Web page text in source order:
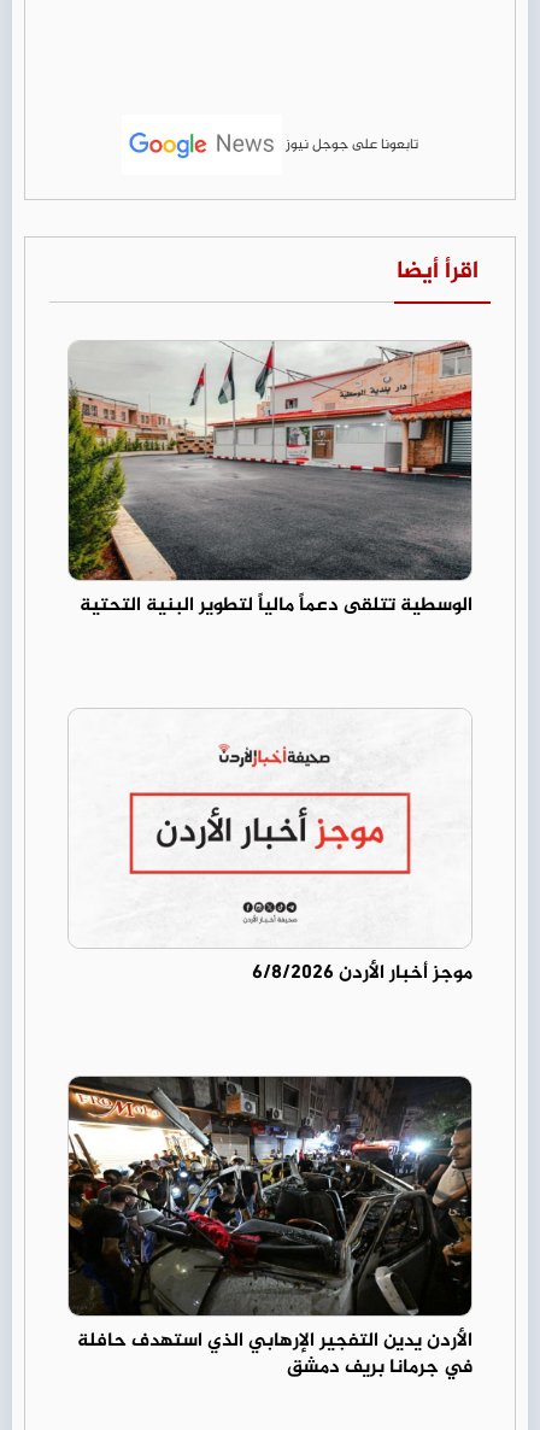
تابعونا على جوجل نيوز
اقرأ أيضا
الوسطية تتلقى دعماً مالياً لتطوير البنية التحتية
موجز أخبار الأردن 6/8/2026
الأردن يدين التفجير الإرهابي الذي استهدف حافلة
في جرمانا بريف دمشق